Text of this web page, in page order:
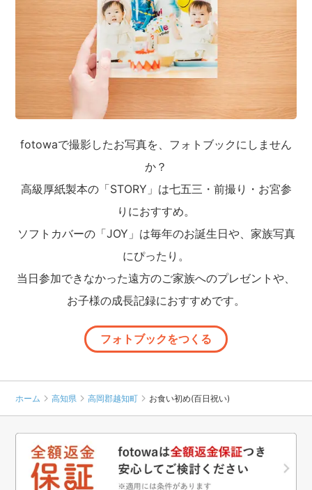
fotowaで撮影したお写真を、フォトブックにしません
か？
高級厚紙製本の「STORY」は七五三・前撮り・お宮参
りにおすすめ。
ソフトカバーの「JOY」は毎年のお誕生日や、家族写真
にぴったり。
当日参加できなかった遠方のご家族へのプレゼントや、
お子様の成長記録におすすめです。
フォトブックをつくる
ホーム 高知県 高岡郡越知町 お食い初め(百日祝い)